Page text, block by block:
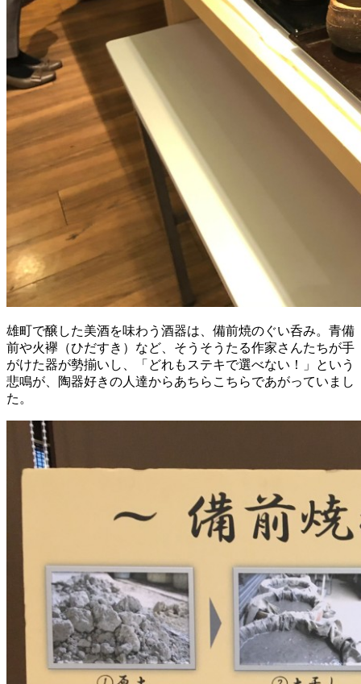
雄町で醸した美酒を味わう酒器は、備前焼のぐい呑み。青備
前や火襷（ひだすき）など、そうそうたる作家さんたちが手
がけた器が勢揃いし、「どれもステキで選べない！」という
悲鳴が、陶器好きの人達からあちらこちらであがっていまし
た。